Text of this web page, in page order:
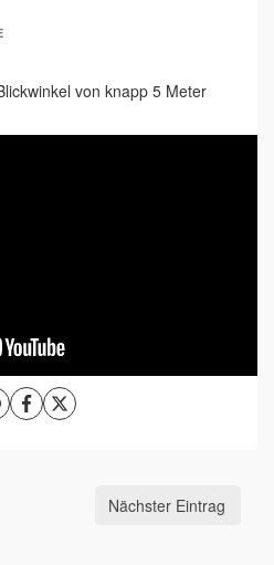
von knapp 5 Meter
Nächster Eintrag